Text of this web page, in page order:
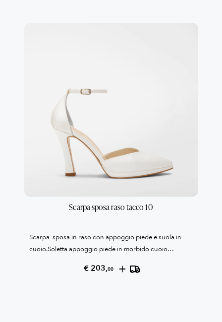
Scarpa sposa raso tacco 10
Scarpa sposa in raso con appoggio piede e suola in
cuoio.Soletta appoggio piede in morbido cuoio
Cavalleri100% Made in Italy Reso garantito come da
€ 203,00 +